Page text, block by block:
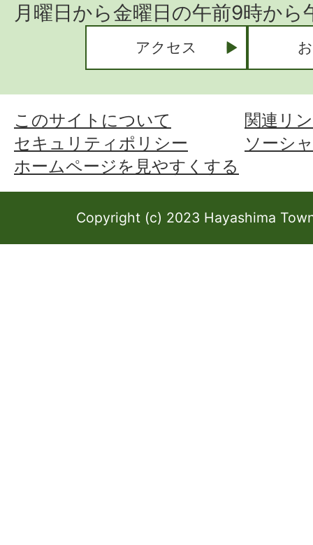
月曜日から金曜日の午前9時か
アクセス
このサイトについて
関連リ
セキュリティポリシー
ソーシ
ホームページを見やすくする
Copyright (c) 2023 Hayashima